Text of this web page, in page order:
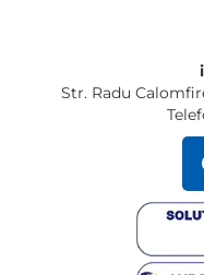
Str. Radu